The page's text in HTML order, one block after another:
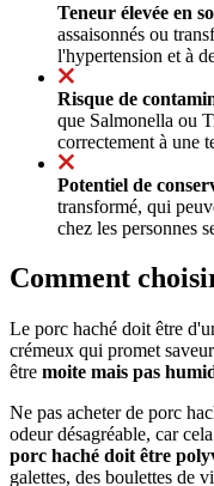
Teneur élevée en
assaisonnés ou
l'hypertension et à
Risque de
que Salmonella ou
correctement à une
Potentiel de
transformé, qui
chez les personnes
Comment
Le porc haché doit être
crémeux qui promet
être moite mais pas
Ne pas acheter de porc
odeur désagréable, car
porc haché doit être
galettes, des boulettes de